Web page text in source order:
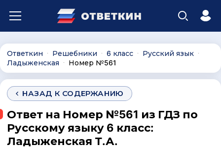
Ответкин ∙ Решебники ∙ 6 класс ∙ Русский язык ∙
Ладыженская ∙ Номер №561
НАЗАД К СОДЕРЖАНИЮ
Ответ на Номер №561 из ГДЗ по
Русскому языку 6 класс:
Ладыженская Т.А.